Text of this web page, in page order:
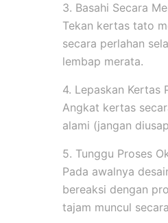
3. Basahi Secara
Tekan kertas tato
secara perlahan
lembap merata.
4. Lepaskan Kertas
Angkat kertas
alami (jangan
5. Tunggu Proses
Pada awalnya
bereaksi dengan
tajam muncul